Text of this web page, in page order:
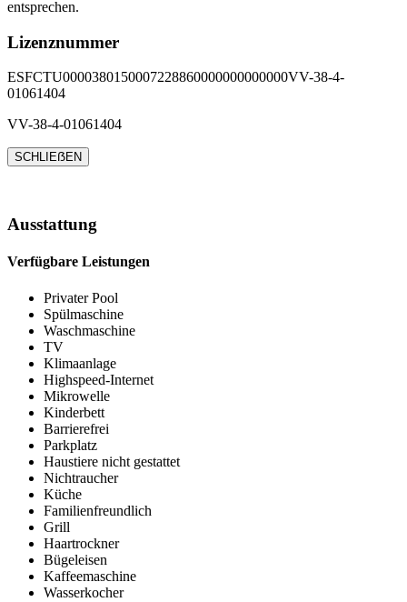
entsprechen.
Lizenznummer
ESFCTU0000380150007228860000000000000VV-38-4-
01061404
VV-38-4-01061404
SCHLIEẞEN
Ausstattung
Verfügbare Leistungen
Privater Pool
Spülmaschine
Waschmaschine
TV
Klimaanlage
Highspeed-Internet
Mikrowelle
Kinderbett
Barrierefrei
Parkplatz
Haustiere nicht gestattet
Nichtraucher
Küche
Familienfreundlich
Grill
Haartrockner
Bügeleisen
Kaffeemaschine
Wasserkocher